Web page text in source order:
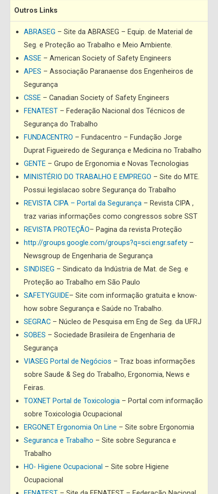
Outros Links
ABRASEG – Site da ABRASEG – Equip. de Material de
Seg. e Proteção ao Trabalho e Meio Ambiente.
ASSE – American Society of Safety Engineers
APES – Associação Paranaense dos Engenheiros de
Segurança
CSSE – Canadian Society of Safety Engineers
FENATEST – Federação Nacional dos Técnicos de
Segurança do Trabalho
FUNDACENTRO – Fundacentro – Fundação Jorge
Duprat Figueiredo de Segurança e Medicina no Trabalho
GENTE – Grupo de Ergonomia e Novas Tecnologias
MINISTÉRIO DO TRABALHO E EMPREGO – Site do MTE.
Possui legislacao sobre Segurança do Trabalho
REVISTA CIPA – Portal da Segurança – Revista CIPA ,
traz varias informações como congressos sobre SST
REVISTA PROTEÇÃO– Pagina da revista Proteção
http://groups.google.com/groups?q=sci.engr.safety –
Newsgroup de Engenharia de Segurança
SINDISEG – Sindicato da Indústria de Mat. de Seg. e
Proteção ao Trabalho em São Paulo
SAFETYGUIDE– Site com informação gratuita e know-
how sobre Segurança e Saúde no Trabalho.
SEGRAC – Núcleo de Pesquisa em Eng de Seg. da UFRJ
SOBES – Sociedade Brasileira de Engenharia de
Segurança
VIASEG Portal de Negócios – Traz boas informações
sobre Saude & Seg do Trabalho, Ergonomia, News e
Feiras.
TOXNET Portal de Toxicologia – Portal com informação
sobre Toxicologia Ocupacional
ERGONET Ergonomia On Line – Site sobre Ergonomia
Seguranca e Trabalho – Site sobre Seguranca e
Trabalho
HO- Higiene Ocupacional – Site sobre Higiene
Ocupacional